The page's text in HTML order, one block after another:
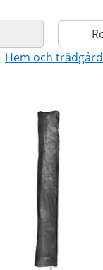
Hem och trädgård